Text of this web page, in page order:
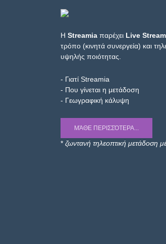
Η Streamia παρέχει Live
τρόπο (κινητά συνεργεία) και
υψηλής ποιότητας.
- Γιατί Streamia
- Που γίνεται η μετάδοση
- Γεωγραφική κάλυψη
ΜΆΘΕ ΠΕΡΙΣΣΌΤΕΡΑ...
* ζωντανή τηλεοπτική μετάδοση